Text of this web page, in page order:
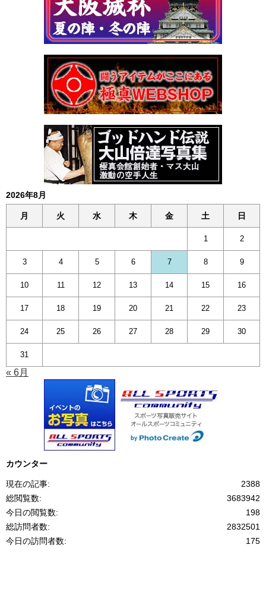
2026年8月
月 火 水 木 金 土 日
1 2
3 4 5 6 7 8 9
10 11 12 13 14 15 16
17 18 19 20 21 22 23
24 25 26 27 28 29 30
31
« 6月
カウンター
2388
現在の記事:
3683942
総閲覧数:
198
今日の閲覧数:
2832501
総訪問者数:
175
今日の訪問者数: